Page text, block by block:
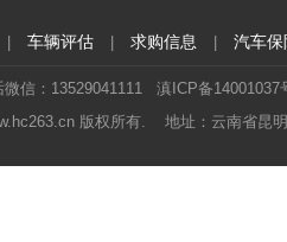
车辆评估 求购信息 汽车保
微信：13529041111 滇ICP备14001037
版权所有. 地址：云南省昆